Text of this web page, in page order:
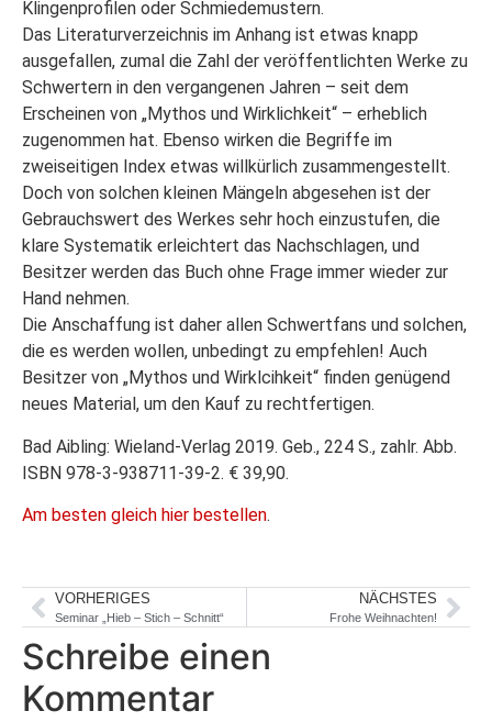
Klingenprofilen oder Schmiedemustern.
Das Literaturverzeichnis im Anhang ist etwas knapp
ausgefallen, zumal die Zahl der veröffentlichten Werke zu
Schwertern in den vergangenen Jahren – seit dem
Erscheinen von „Mythos und Wirklichkeit“ – erheblich
zugenommen hat. Ebenso wirken die Begriffe im
zweiseitigen Index etwas willkürlich zusammengestellt.
Doch von solchen kleinen Mängeln abgesehen ist der
Gebrauchswert des Werkes sehr hoch einzustufen, die
klare Systematik erleichtert das Nachschlagen, und
Besitzer werden das Buch ohne Frage immer wieder zur
Hand nehmen.
Die Anschaffung ist daher allen Schwertfans und solchen,
die es werden wollen, unbedingt zu empfehlen! Auch
Besitzer von „Mythos und Wirklcihkeit“ finden genügend
neues Material, um den Kauf zu rechtfertigen.
Bad Aibling: Wieland-Verlag 2019. Geb., 224 S., zahlr. Abb.
ISBN 978-3-938711-39-2. € 39,90.
Am besten gleich hier bestellen.
VORHERIGES
Seminar „Hieb – Stich – Schnitt“
NÄCHSTES
Frohe Weihnachten!
Schreibe einen
Kommentar